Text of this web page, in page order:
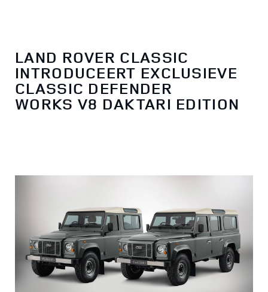
LAND ROVER CLASSIC
INTRODUCEERT EXCLUSIEVE
CLASSIC DEFENDER
WORKS V8 DAKTARI EDITION